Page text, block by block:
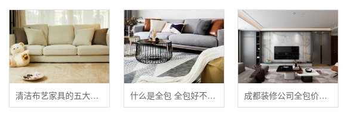
清洁布艺家具的五大禁忌 什么是全包 全包好不好 全包装修注意事项有哪些 成都装修公司全包价格 成都全包装修多少钱一平